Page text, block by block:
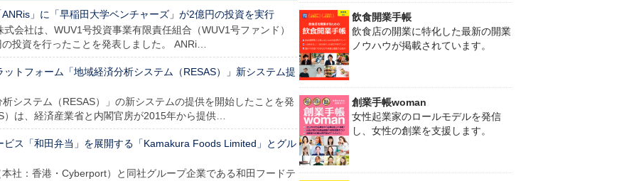
」に「早稲田大学ベンチャーズ」が2億円の投資を実行
会社は、WUV1号投資事業有限責任組合（WUV1号ファンド）
投資を行ったことを発表しました。 ANRi…
ットフォーム「地域経済分析システム（RESAS）」新システム提
システム（RESAS）」の新システムの提供を開始したことを発
は、経済産業省と内閣官房が2015年から提供…
ビス「和田弁当」を展開する「Kamakura Foods Limited」とグル
社：香港・Cyberport）と同社グループ企業である和田フードテ
飲食開業手帳
飲食店の開業に特化した最新の開業
ノウハウが掲載されています。
創業手帳woman
女性起業家のロールモデルを発信
し、女性の創業を支援します。